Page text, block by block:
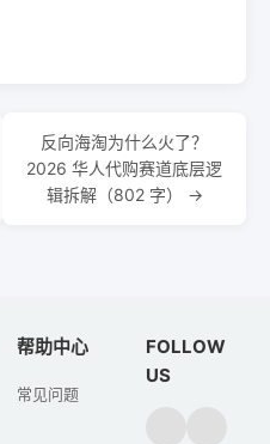
反向海淘为什么火了？
2026 华人代购赛道底层逻
辑拆解（802 字） →
帮助中心
常见问题
FOLLOW
US